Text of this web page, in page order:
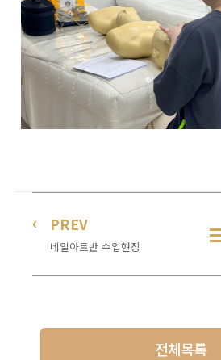
PREV
네일아트반 수업현장
전체목록